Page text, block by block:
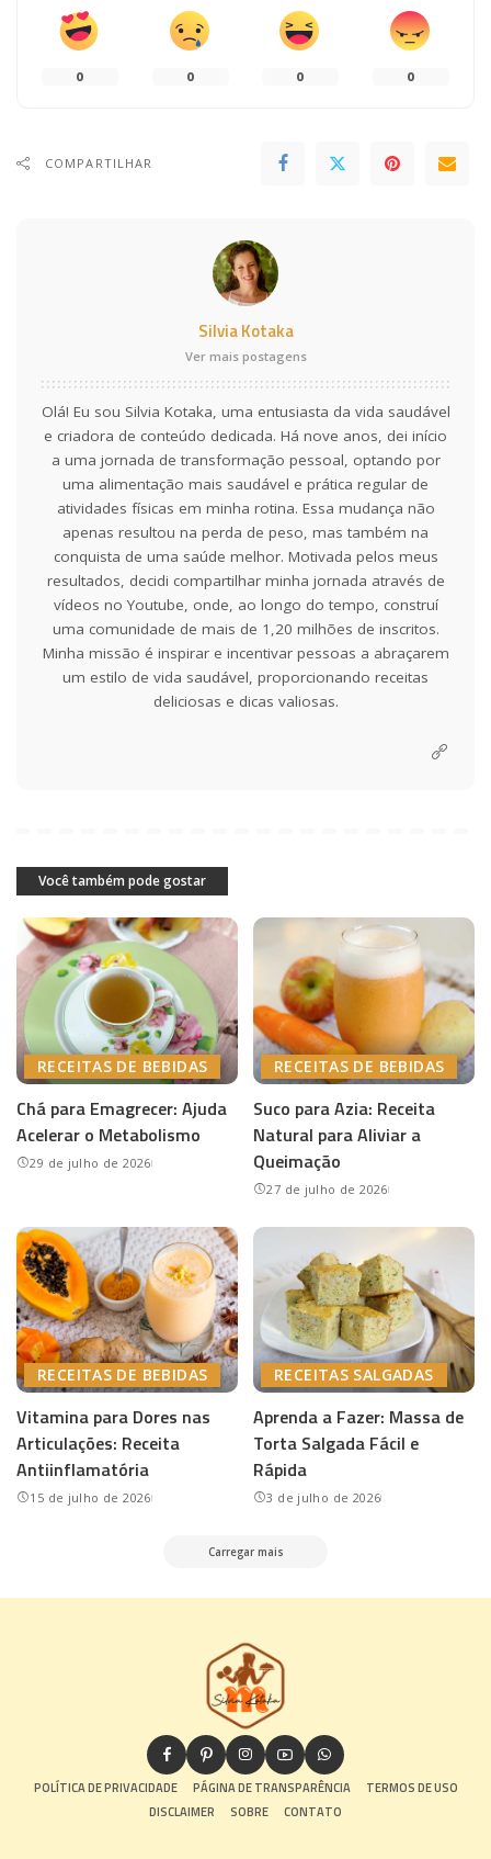
0 0 0 0
COMPARTILHAR
Silvia Kotaka
Ver mais postagens
Olá! Eu sou Silvia Kotaka, uma entusiasta da vida saudável
e criadora de conteúdo dedicada. Há nove anos, dei início
a uma jornada de transformação pessoal, optando por
uma alimentação mais saudável e prática regular de
atividades físicas em minha rotina. Essa mudança não
apenas resultou na perda de peso, mas também na
conquista de uma saúde melhor. Motivada pelos meus
resultados, decidi compartilhar minha jornada através de
vídeos no Youtube, onde, ao longo do tempo, construí
uma comunidade de mais de 1,20 milhões de inscritos.
Minha missão é inspirar e incentivar pessoas a abraçarem
um estilo de vida saudável, proporcionando receitas
deliciosas e dicas valiosas.
Você também pode gostar
RECEITAS DE BEBIDAS
Chá para Emagrecer: Ajuda
Acelerar o Metabolismo
29 de julho de 2026
RECEITAS DE BEBIDAS
Suco para Azia: Receita
Natural para Aliviar a
Queimação
27 de julho de 2026
RECEITAS DE BEBIDAS
Vitamina para Dores nas
Articulações: Receita
Antiinflamatória
15 de julho de 2026
RECEITAS SALGADAS
Aprenda a Fazer: Massa de
Torta Salgada Fácil e
Rápida
3 de julho de 2026
Carregar mais
POLÍTICA DE PRIVACIDADE PÁGINA DE TRANSPARÊNCIA
TERMOS DE USO
DISCLAIMER
SOBRE CONTATO